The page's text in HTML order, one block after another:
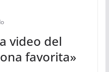
video del
favorita»